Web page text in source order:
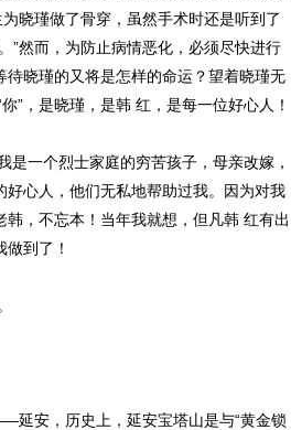
晓瑾做了骨穿，虽然手术时还是听到了
”然而，为防止病情恶化，必须尽快进行
晓瑾的又将是怎样的命运？望着晓瑾无
，是晓瑾，是韩 红，是每一位好心人！
一个烈士家庭的穷苦孩子，母亲改嫁，
心人，他们无私地帮助过我。因为对我
，不忘本！当年我就想，但凡韩 红有出
到了！
安，历史上，延安宝塔山是与“黄金锁